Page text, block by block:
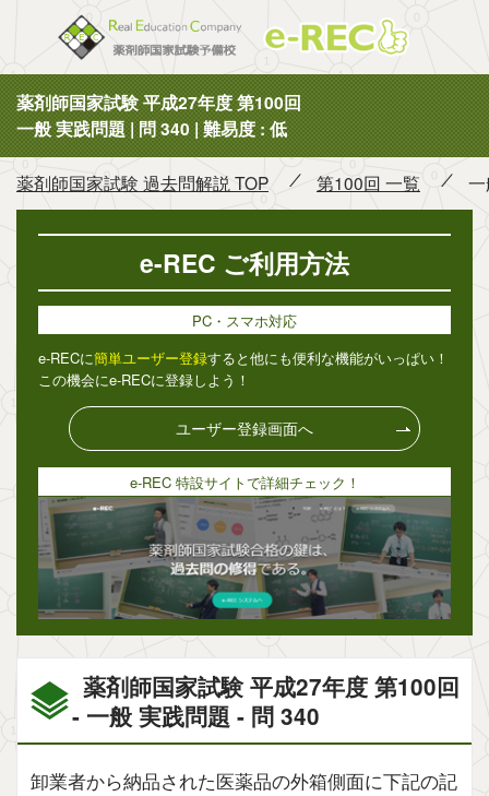
薬剤師国家試験 平成27年度 第100回
一般 実践問題 | 問 340 | 難易度 : 低
薬剤師国家試験 過去問解説 TOP 第100回 一覧
薬剤師国家試験 平成27年度 第100回
- 一般 実践問題 - 問 340
卸業者から納品された医薬品の外箱側面に下記の記
e-REC ご利用方法
PC・スマホ対応
e-RECに簡単ユーザー登録すると他にも便利な機能がいっぱい！
この機会にe-RECに登録しよう！
ユーザー登録画面へ
e-REC 特設サイトで詳細チェック！